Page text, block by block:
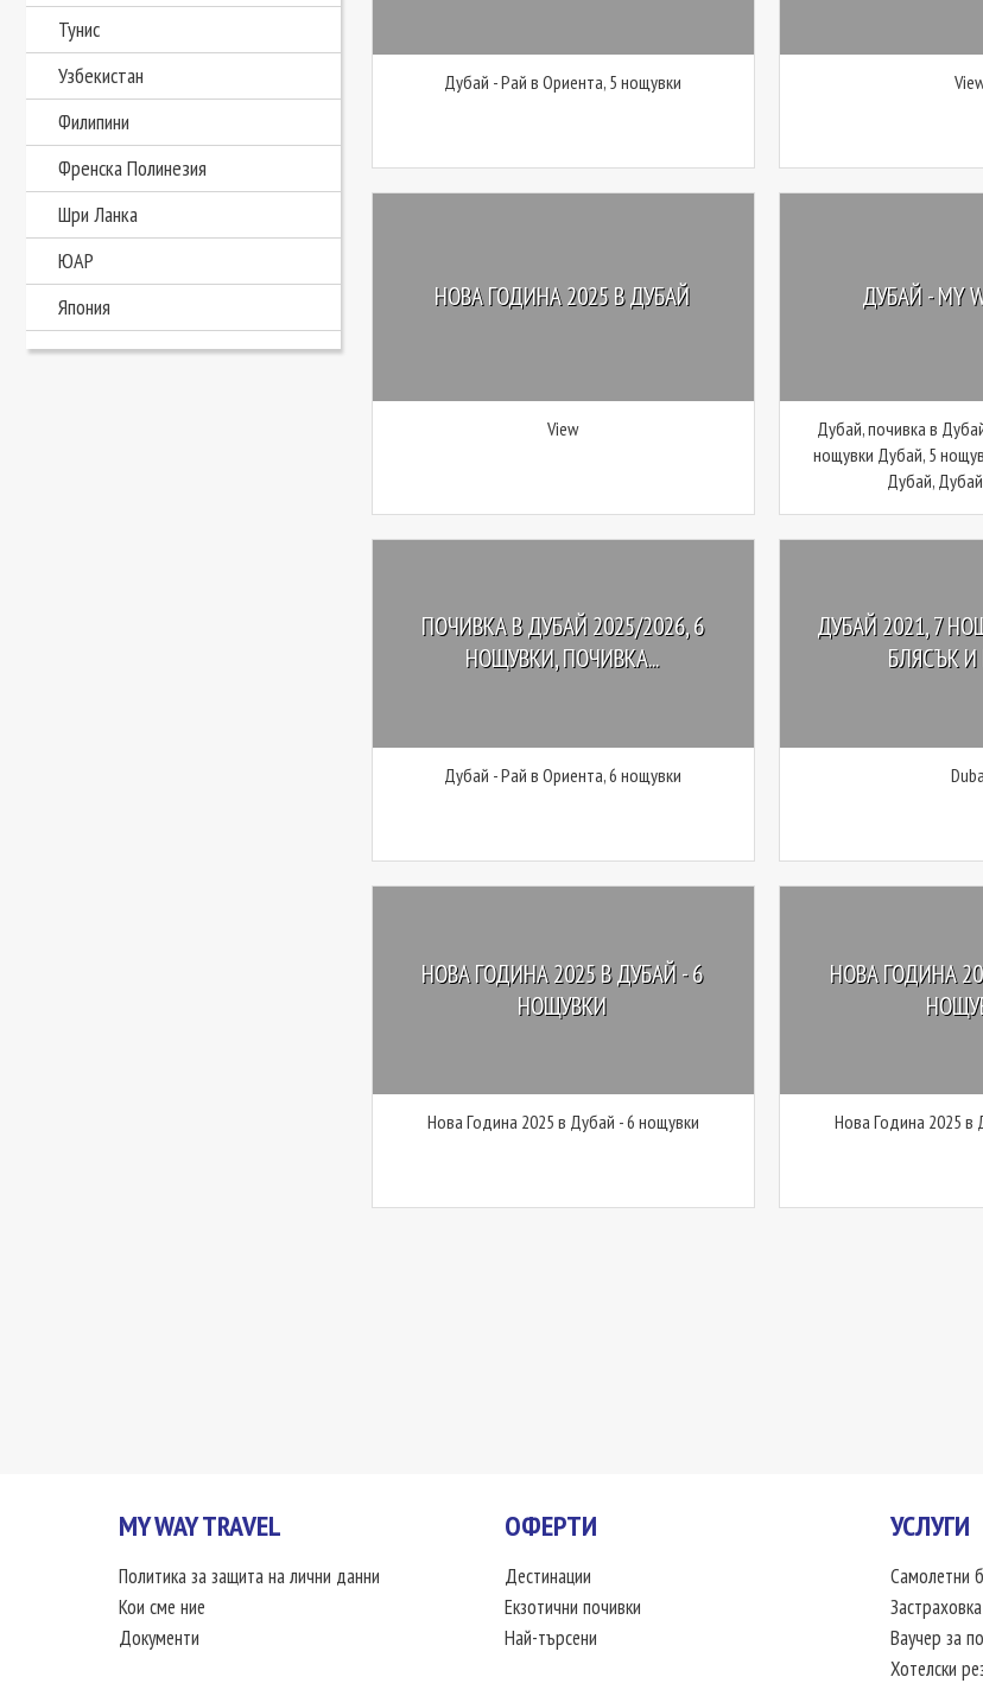
Тунис
Узбекистан
Филипини
Френска Полинезия
Шри Ланка
ЮАР
Япония
Дубай - Рай в Ориента, 5 нощувки
НОВА ГОДИНА 2025 В ДУБАЙ
View
ДУБАЙ - MY
Дубай, почивка в
нощувки Дубай, 5
Дубай, Дубай
ПОЧИВКА В ДУБАЙ 2025/2026, 6
НОЩУВКИ, ПОЧИВКА...
Дубай - Рай в Ориента, 6 нощувки
ДУБАЙ 2021, 7
БЛЯСЪК И
НОВА ГОДИНА 2025 В ДУБАЙ - 6
НОЩУВКИ
Нова Година 2025 в Дубай - 6 нощувки
НОВА ГОДИНА
Нова Година 2025 в
MY WAY TRAVEL
Политика за защита на лични данни
Кои сме ние
Документи
ОФЕРТИ
Дестинации
Екзотични почивки
Най-търсени
УСЛУГИ
Самолетни
Ваучер за
Хотелски